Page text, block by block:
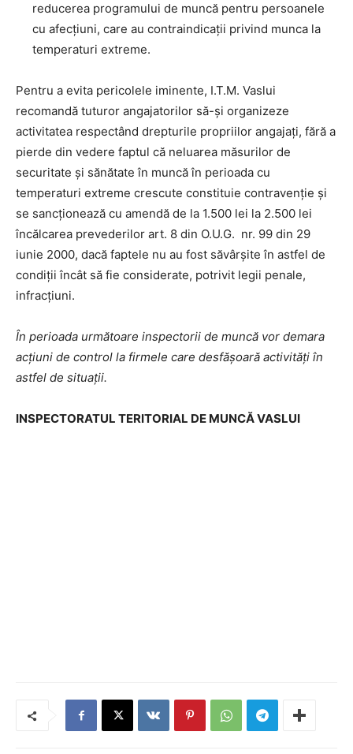
reducerea programului de muncă pentru persoanele
cu afecţiuni, care au contraindicaţii privind munca la
temperaturi extreme.
Pentru a evita pericolele iminente, I.T.M. Vaslui
recomandă tuturor angajatorilor să-şi organizeze
activitatea respectând drepturile propriilor angajaţi, fără a
pierde din vedere faptul că neluarea măsurilor de
securitate și sănătate în muncă în perioada cu
temperaturi extreme crescute constituie contravenţie şi
se sancţionează cu amendă de la 1.500 lei la 2.500 lei
încălcarea prevederilor art. 8 din O.U.G. nr. 99 din 29
iunie 2000, dacă faptele nu au fost săvârşite în astfel de
condiţii încât să fie considerate, potrivit legii penale,
infracţiuni.
În perioada următoare inspectorii de muncă vor demara
acţiuni de control la firmele care desfăşoară activităţi în
astfel de situaţii.
INSPECTORATUL TERITORIAL DE MUNCĂ VASLUI